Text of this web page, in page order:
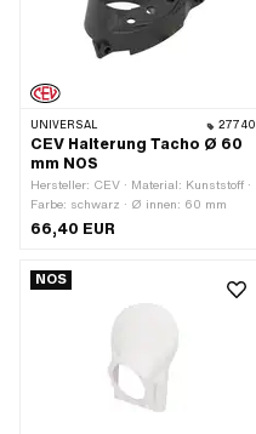
UNIVERSAL 27740
CEV Halterung Tacho Ø 60
mm NOS
Hersteller: CEV · Material: Kunststoff ·
Farbe: schwarz · Ø innen: 60 mm
66,40 EUR
NOS